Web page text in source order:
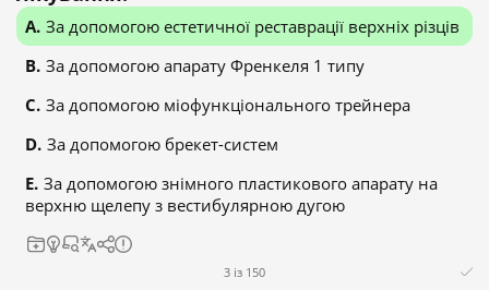
За допомогою естетичної реставрації верхніх різців
За допомогою апарату Френкеля 1 типу
За допомогою міофункціонального трейнера
За допомогою брекет-систем
За допомогою знімного пластикового апарату на
верхню щелепу з вестибулярною дугою
3 із 150